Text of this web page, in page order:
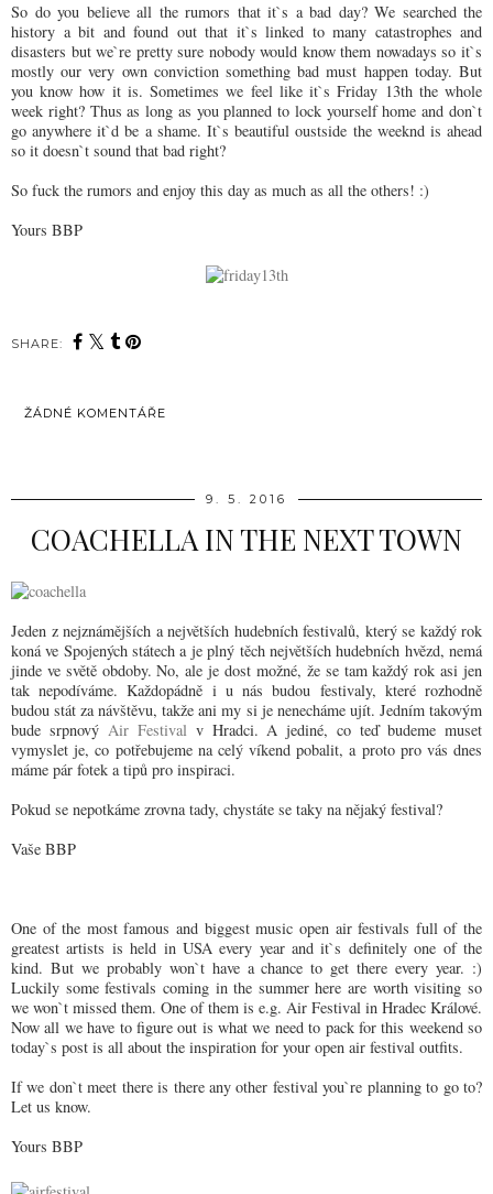
So do you believe all the rumors that it`s a bad day? We searched the
history a bit and found out that it`s linked to many catastrophes and
disasters but we`re pretty sure nobody would know them nowadays so it`s
mostly our very own conviction something bad must happen today. But
you know how it is. Sometimes we feel like it`s Friday 13th the whole
week right? Thus as long as you planned to lock yourself home and don`t
go anywhere it`d be a shame. It`s beautiful oustside the weeknd is ahead
so it doesn`t sound that bad right?
So fuck the rumors and enjoy this day as much as all the others! :)
Yours BBP
SHARE:
ŽÁDNÉ KOMENTÁŘE
9. 5. 2016
COACHELLA IN THE NEXT TOWN
Jeden z nejznámějších a největších hudebních festivalů, který se každý rok
koná ve Spojených státech a je plný těch největších hudebních hvězd, nemá
jinde ve světě obdoby. No, ale je dost možné, že se tam každý rok asi jen
tak nepodíváme. Každopádně i u nás budou festivaly, které rozhodně
budou stát za návštěvu, takže ani my si je nenecháme ujít. Jedním takovým
bude srpnový Air Festivalv Hradci. A jediné, co teď budeme muset
vymyslet je, co potřebujeme na celý víkend pobalit, a proto pro vás dnes
máme pár fotek a tipů pro inspiraci.
Pokud se nepotkáme zrovna tady, chystáte se taky na nějaký festival?
Vaše BBP
One of the most famous and biggest music open air festivals full of the
greatest artists is held in USA every year and it`s definitely one of the
kind. But we probably won`t have a chance to get there every year. :)
Luckily some festivals coming in the summer here are worth visiting so
we won`t missed them. One of them is e.g. Air Festival in Hradec Králové.
Now all we have to figure out is what we need to pack for this weekend so
today`s post is all about the inspiration for your open air festival outfits.
If we don`t meet there is there any other festival you`re planning to go to?
Let us know.
Yours BBP